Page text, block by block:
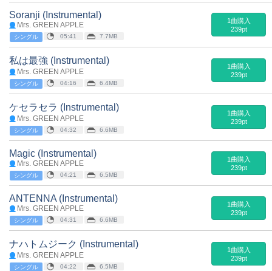
Soranji (Instrumental)
Mrs. GREEN APPLE
シングル 05:41 7.7MB
1曲購入
239pt
私は最強 (Instrumental)
Mrs. GREEN APPLE
シングル 04:16 6.4MB
1曲購入
239pt
ケセラセラ (Instrumental)
Mrs. GREEN APPLE
シングル 04:32 6.6MB
1曲購入
239pt
Magic (Instrumental)
Mrs. GREEN APPLE
シングル 04:21 6.5MB
1曲購入
239pt
ANTENNA (Instrumental)
Mrs. GREEN APPLE
シングル 04:31 6.6MB
1曲購入
239pt
ナハトムジーク (Instrumental)
Mrs. GREEN APPLE
シングル 04:22 6.5MB
1曲購入
239pt